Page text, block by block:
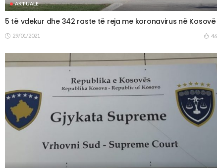
AKTUALE
5 të vdekur dhe 342 raste të reja me koronavirus në Kosovë
29/01/2021 46